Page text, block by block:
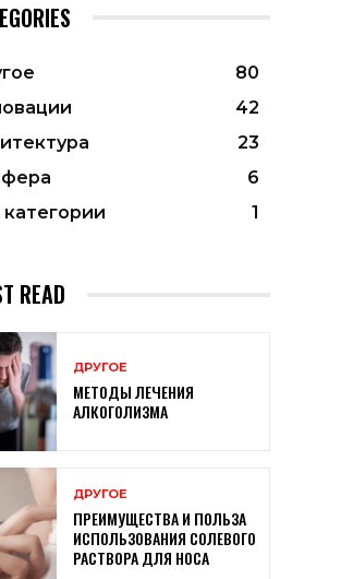
80
42
23
6
категории
1
READ
ДРУГОЕ
МЕТОДЫ ЛЕЧЕНИЯ
АЛКОГОЛИЗМА
ДРУГОЕ
ПРЕИМУЩЕСТВА И ПОЛЬЗА
ИСПОЛЬЗОВАНИЯ СОЛЕВОГО
РАСТВОРА ДЛЯ НОСА